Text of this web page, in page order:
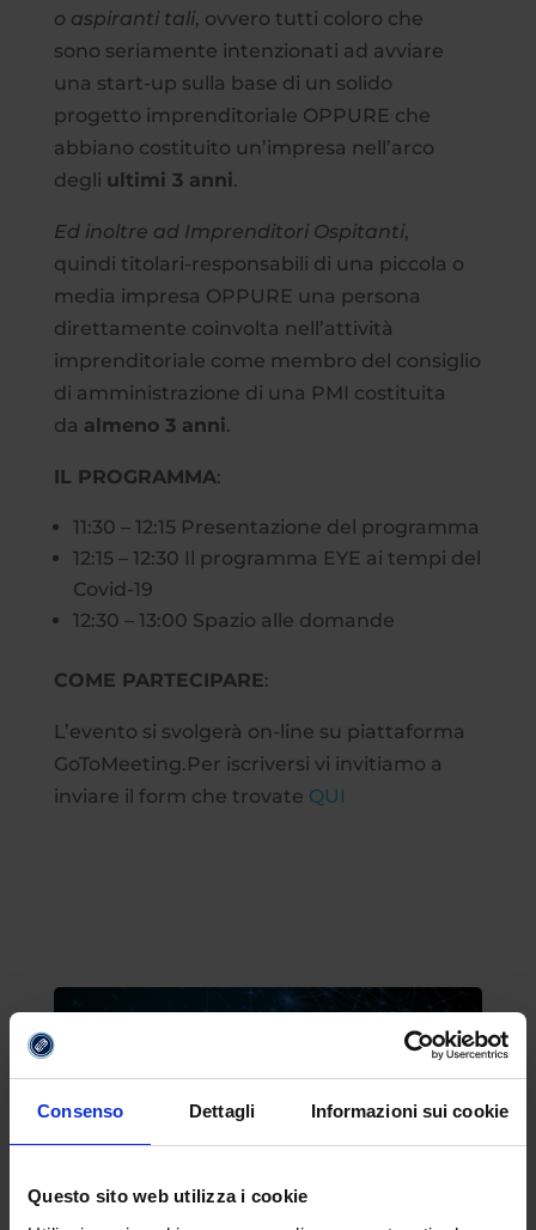
Consenso Dettagli Informazioni sui cookie
Questo sito web utilizza i cookie
o aspiranti tali, ovvero tutti coloro che
sono seriamente intenzionati ad avviare
una start-up sulla base di un solido
progetto imprenditoriale OPPURE che
abbiano costituito un’impresa nell’arco
degli ultimi 3 anni.
Ed inoltre ad Imprenditori Ospitanti,
quindi titolari-responsabili di una piccola o
media impresa OPPURE una persona
direttamente coinvolta nell’attività
imprenditoriale come membro del consiglio
di amministrazione di una PMI costituita
da almeno 3 anni.
IL PROGRAMMA:
11:30 – 12:15 Presentazione del programma
12:15 – 12:30 Il programma EYE ai tempi del
Covid-19
12:30 – 13:00 Spazio alle domande
COME PARTECIPARE:
L’evento si svolgerà on-line su piattaforma
GoToMeeting.Per iscriversi vi invitiamo a
inviare il form che trovate QUI